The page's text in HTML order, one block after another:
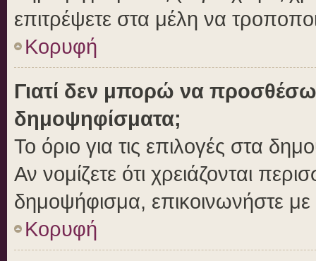
επιτρέψετε στα μέλη να
Κορυφή
Γιατί δεν μπορώ να
δημοψηφίσματα;
Το όριο για τις επιλογές στα
Αν νομίζετε ότι χρειάζονται
δημοψήφισμα, επικοινωνήστε με
Κορυφή